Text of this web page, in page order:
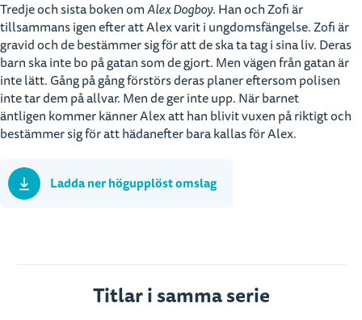
Tredje och sista boken omAlex Dogboy. Han och Zofi är
tillsammans igen efter att Alex varit i ungdomsfängelse. Zofi är
gravid och de bestämmer sig för att de ska ta tag i sina liv. Deras
barn ska inte bo på gatan som de gjort. Men vägen från gatan är
inte lätt. Gång på gång förstörs deras planer eftersom polisen
inte tar dem på allvar. Men de ger inte upp. När barnet
äntligen kommer känner Alex att han blivit vuxen på riktigt och
bestämmer sig för att hädanefter bara kallas för Alex.
Ladda ner högupplöst omslag
Titlar i samma serie